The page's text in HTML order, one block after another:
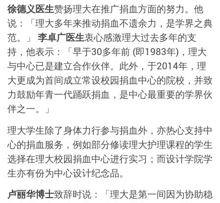
徐德义医生赞扬理大在推广捐血方面的努力。他
说：「理大多年来推动捐血不遗余力，是学界之典
范。」 李卓广医生衷心感激理大过去多年的支
持，他表示：「早于30多年前 (即1983年)，理大
与中心已是建立合作伙伴。此外，于2014年，理
大更成为首间成立常设校园捐血中心的院校，并致
力鼓励年青一代踊跃捐血，是中心最重要的学界伙
伴之一。」
理大学生除了身体力行参与捐血外，亦热心支持中
心的捐血服务，例如部分修读理大护理课程的学生
选择在理大校园捐血中心进行实习；而设计学院学
生亦有份为中心设计纪念品。
卢丽华博士致辞时说：「理大是第一间因为协助稳